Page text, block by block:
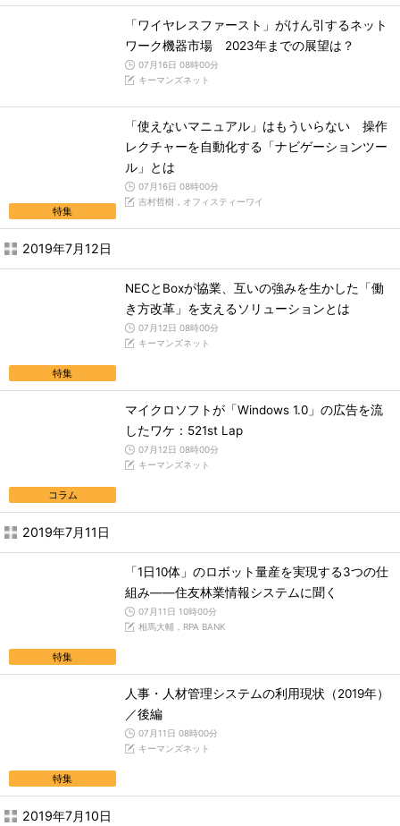
「ワイヤレスファースト」がけん引するネット
ワーク機器市場 2023年までの展望は？
07月16日 08時00分
キーマンズネット
特集
「使えないマニュアル」はもういらない 操作
レクチャーを自動化する「ナビゲーションツー
ル」とは
07月16日 08時00分
吉村哲樹，オフィスティーワイ
2019年7月12日
特集
NECとBoxが協業、互いの強みを生かした「働
き方改革」を支えるソリューションとは
07月12日 08時00分
キーマンズネット
コラム
マイクロソフトが「Windows 1.0」の広告を流
したワケ：521st Lap
07月12日 08時00分
キーマンズネット
2019年7月11日
特集
「1日10体」のロボット量産を実現する3つの仕
組み――住友林業情報システムに聞く
07月11日 10時00分
相馬大輔，RPA BANK
特集
人事・人材管理システムの利用現状（2019年）
／後編
07月11日 08時00分
キーマンズネット
2019年7月10日